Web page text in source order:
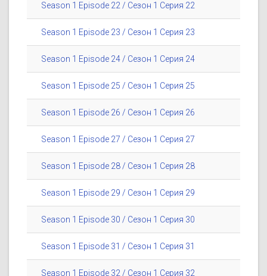
Season 1 Episode 22 / Сезон 1 Серия 22
Season 1 Episode 23 / Сезон 1 Серия 23
Season 1 Episode 24 / Сезон 1 Серия 24
Season 1 Episode 25 / Сезон 1 Серия 25
Season 1 Episode 26 / Сезон 1 Серия 26
Season 1 Episode 27 / Сезон 1 Серия 27
Season 1 Episode 28 / Сезон 1 Серия 28
Season 1 Episode 29 / Сезон 1 Серия 29
Season 1 Episode 30 / Сезон 1 Серия 30
Season 1 Episode 31 / Сезон 1 Серия 31
Season 1 Episode 32 / Сезон 1 Серия 32